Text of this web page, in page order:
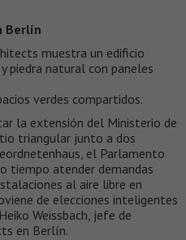
Berlín
muestra un edificio
piedra natural con paneles
verdes compartidos.
la extensión del Ministerio de
triangular junto a dos
el Parlamento
tiempo atender demandas
al aire libre en
de elecciones inteligentes
Weissbach, jefe de
en Berlín.